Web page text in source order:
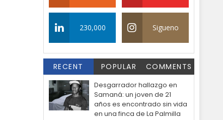
230,000 Sigueno
RECENT POPULAR COMMENTS
Desgarrador hallazgo en
Samaná: un joven de 21
años es encontrado sin vida
en una finca de La Palmilla